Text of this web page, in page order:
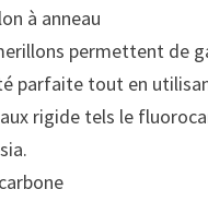
à anneau
permettent de
parfaite tout en
rigide tels le